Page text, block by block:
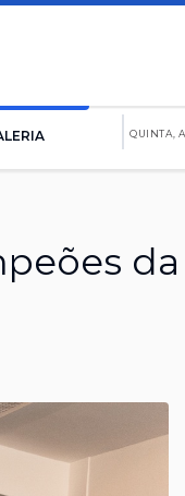
QUINTA,
da